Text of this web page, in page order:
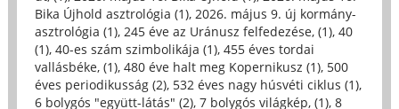
Bika Újhold asztrológia (1), 2026. május 9. új kormány-
asztrológia (1), 245 éve az Uránusz felfedezése, (1), 40
(1), 40-es szám szimbolikája (1), 455 éves tordai
vallásbéke, (1), 480 éve halt meg Kopernikusz (1), 500
éves periodikusság (2), 532 éves nagy húsvéti ciklus (1),
6 bolygós "együtt-látás" (2), 7 bolygós világkép, (1), 8